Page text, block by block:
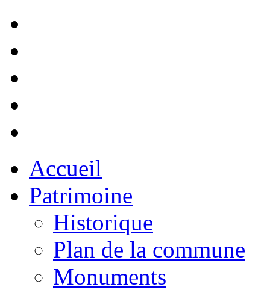
Accueil
Patrimoine
Historique
Plan de la commune
Monuments